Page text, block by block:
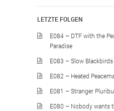
LETZTE FOLGEN
E084 – DTF with the
Paradise
E083 – Slow Blackbirds
E082 – Heated
E081 – Stranger
E080 – Nobody wants